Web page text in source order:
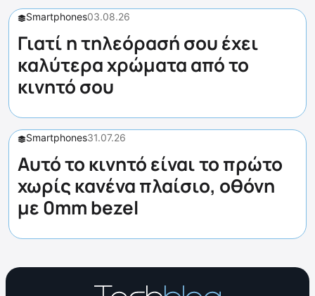
Smartphones03.08.26
Γιατί η τηλεόρασή σου έχει
καλύτερα χρώματα από το
κινητό σου
Smartphones31.07.26
Αυτό το κινητό είναι το πρώτο
χωρίς κανένα πλαίσιο, οθόνη
με 0mm bezel